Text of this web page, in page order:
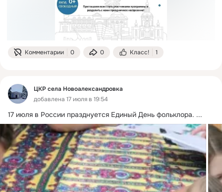
Комментарии 0 0 Класс! 1
ЦКР села Новоалександровка
добавлена 17 июля в 19:54
17 июля в России празднуется Единый День фольклора. ...